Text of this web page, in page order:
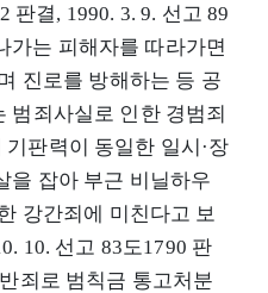
판결, 1990. 3. 9. 선고 89
가는 피해자를 따라가면
진로를 방해하는 등 공
범죄사실로 인한 경범죄
판력이 동일한 일시·장
을 잡아 부근 비닐하우
강간죄에 미친다고 보
10. 선고 83도1790 판
죄로 범칙금 통고처분